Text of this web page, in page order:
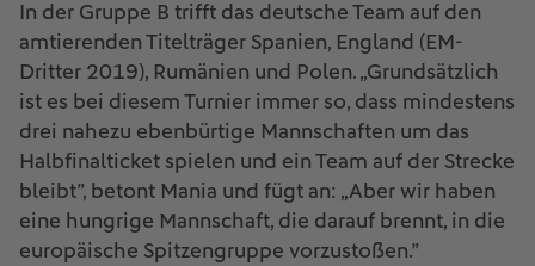
In der Gruppe B trifft das deutsche Team auf den
amtierenden Titelträger Spanien, England (EM-
Dritter 2019), Rumänien und Polen. „Grundsätzlich
ist es bei diesem Turnier immer so, dass mindestens
drei nahezu ebenbürtige Mannschaften um das
Halbfinalticket spielen und ein Team auf der Strecke
bleibt”, betont Mania und fügt an: „Aber wir haben
eine hungrige Mannschaft, die darauf brennt, in die
europäische Spitzengruppe vorzustoßen.”